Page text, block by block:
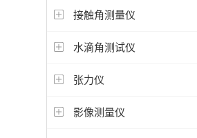
接触角测量仪
水滴角测试仪
张力仪
影像测量仪